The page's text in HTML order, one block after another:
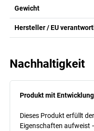
Gewicht
Hersteller / EU
Nachhaltigkeit
Produkt mit
Dieses Produkt erfüllt
Eigenschaften aufweist